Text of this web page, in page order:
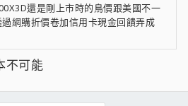
還是剛上市時的鳥價跟美國不一
網購折價卷加信用卡現金回饋弄成
不可能